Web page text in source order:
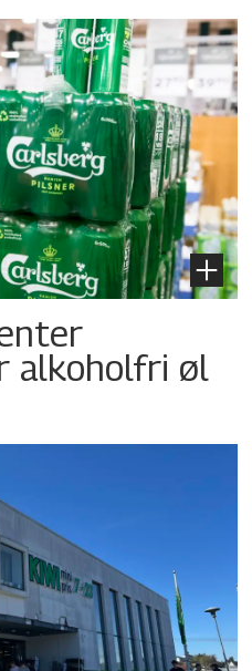
alkoholfri øl